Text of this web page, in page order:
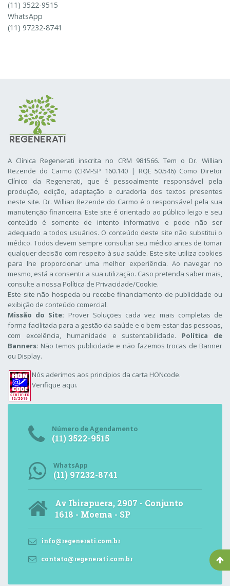
(11) 3522-9515
WhatsApp
(11) 97232-8741
A Clínica Regenerati inscrita no CRM 981566. Tem o Dr. Willian
Rezende do Carmo (CRM-SP 160.140 | RQE 50.546) Como Diretor
Clínico da Regenerati, que é pessoalmente responsável pela
produção, edição, adaptação e curadoria dos textos presentes
neste site. Dr. Willian Rezende do Carmo é o responsável pela sua
manutenção financeira. Este site é orientado ao público leigo e seu
conteúdo é somente de intento informativo e pode não ser
adequado a todos usuários. O conteúdo deste site não substitui o
médico. Todos devem sempre consultar seu médico antes de tomar
qualquer decisão com respeito à sua saúde. Este site utiliza cookies
para lhe proporcionar uma melhor experiência. Ao navegar no
mesmo, está a consentir a sua utilização. Caso pretenda saber mais,
consulte a nossa Política de Privacidade/Cookie.
Este site não hospeda ou recebe financiamento de publicidade ou
exibição de conteúdo comercial.
Missão do Site: Prover Soluções cada vez mais completas de
forma facilitada para a gestão da saúde e o bem-estar das pessoas,
com excelência, humanidade e sustentabilidade. Política de
Banners: Não temos publicidade e não fazemos trocas de Banner
ou Display.
Nós aderimos aos princípios da carta HONcode.
Verifique aqui.
Número de Agendamento
(11) 3522-9515
WhatsApp
(11) 97232-8741
Av Ibirapuera, 2907 - Conjunto
1618 - Moema - SP
info@regenerati.com.br
contato@regenerati.com.br